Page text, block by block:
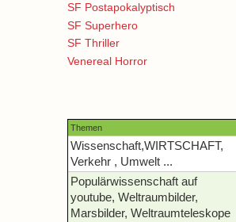
SF Postapokalyptisch
SF Superhero
SF Thriller
Venereal Horror
Themen
Wissenschaft,WIRTSCHAFT,
Verkehr , Umwelt ...
Populärwissenschaft auf
youtube, Weltraumbilder,
Marsbilder, Weltraumteleskope